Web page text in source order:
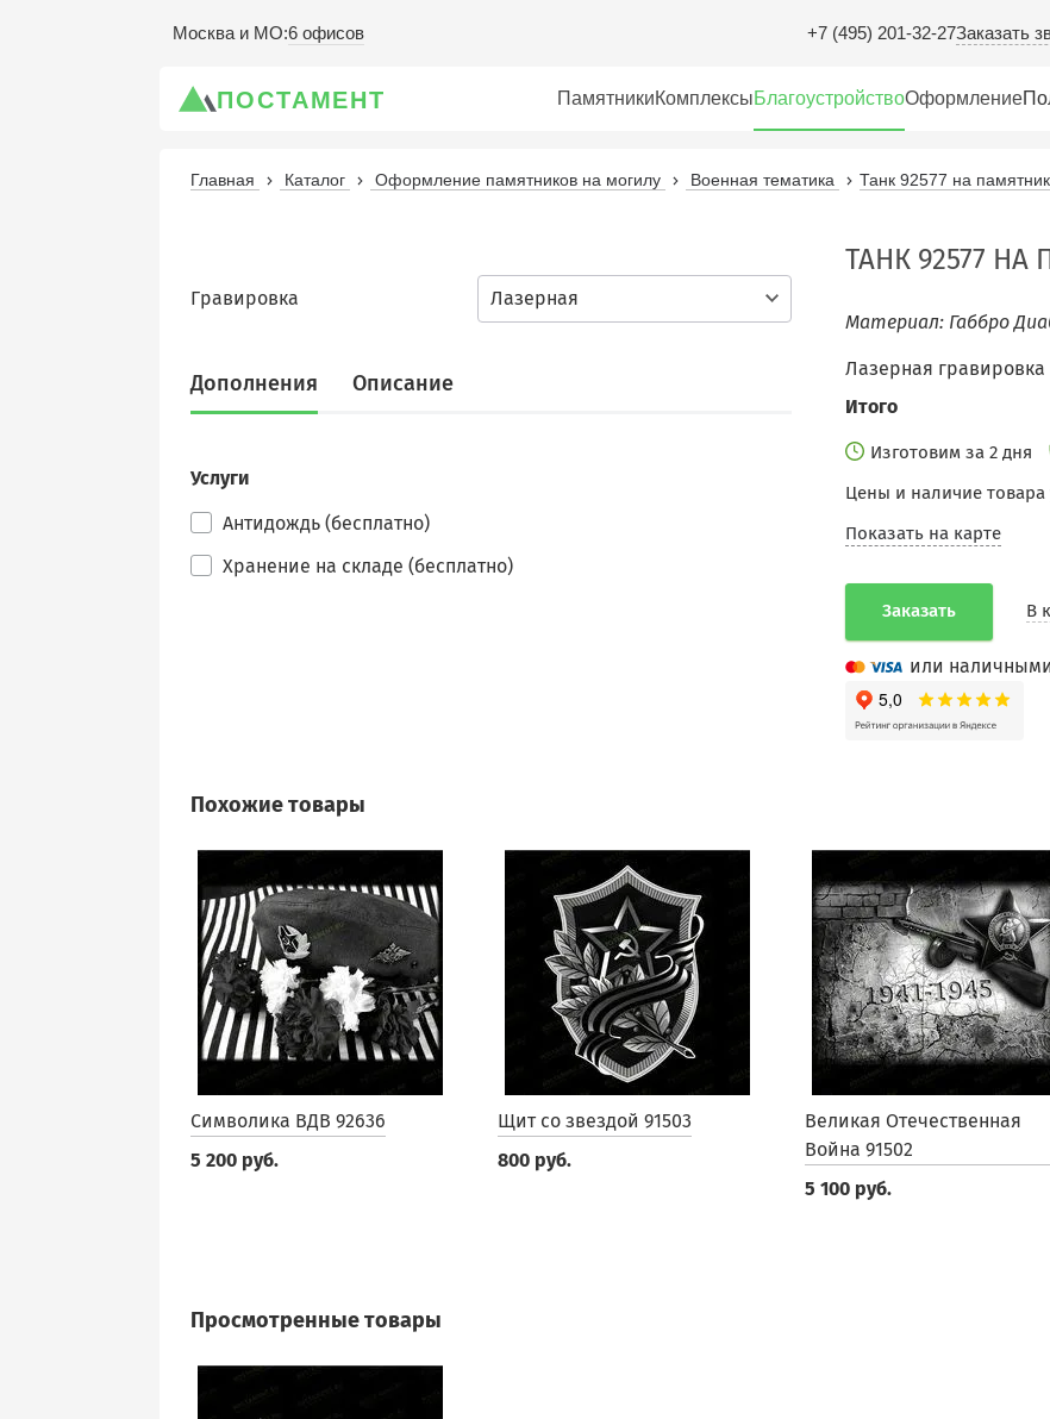
Москва и МО:6 офисов +7 (495) 201-32-27Заказать
ПОСТАМЕНТ ПамятникиКомплексыБлагоустройствоОформление
Главная Каталог Оформление памятников на могилу Военная тематика Танк 92577 на памятник.
Лазерная
Гравировка
Дополнения Описание
Услуги
Антидождь (бесплатно)
Хранение на складе (бесплатно)
ТАНК 92577 НА
Материал: Габбро
Лазерная гравировка
Итого
Изготовим за 2 дня
Цены и наличие товара
Показать на карте
Заказать В
или
Похожие товары
Символика ВДВ 92636
5 200 руб.
Щит со звездой 91503
800 руб.
Великая Отечественная
Война 91502
5 100 руб.
Просмотренные товары